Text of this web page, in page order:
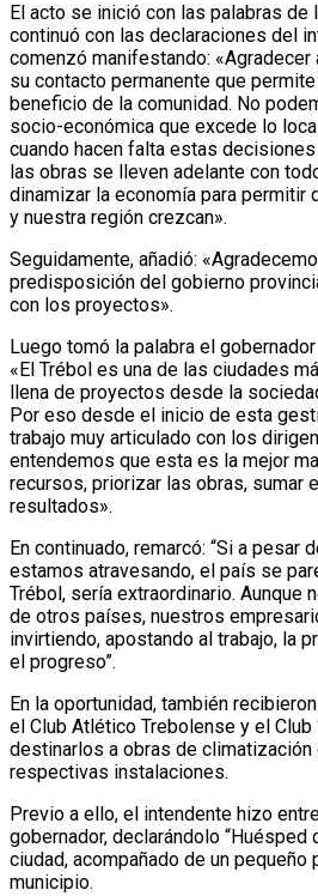
El acto se inició con las palabras de
continuó con las declaraciones del
comenzó manifestando:
su contacto permanente que
beneficio de la comunidad. No
socio-económica que excede lo
cuando hacen falta estas
las obras se lleven adelante con
dinamizar la economía para permitir
y nuestra región crezcan».
Seguidamente, añadió:
predisposición del gobierno
con los proyectos».
Luego tomó la palabra el
«El Trébol es una de las ciudades
llena de proyectos desde la
Por eso desde el inicio de esta
trabajo muy articulado con los
entendemos que esta es la mejor
recursos, priorizar las obras, sumar
resultados».
En continuado, remarcó: “Si a pesar
estamos atravesando, el país se
Trébol, sería extraordinario. Aunque
de otros países, nuestros
invirtiendo, apostando al trabajo, la
el progreso”.
En la oportunidad, también
el Club Atlético Trebolense y el Club
destinarlos a obras de
respectivas instalaciones.
Previo a ello, el intendente hizo
gobernador, declarándolo “Huésped
ciudad, acompañado de un
municipio.